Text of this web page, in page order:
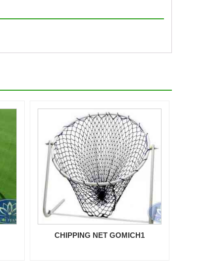
CHIPPING NET GOMICH1